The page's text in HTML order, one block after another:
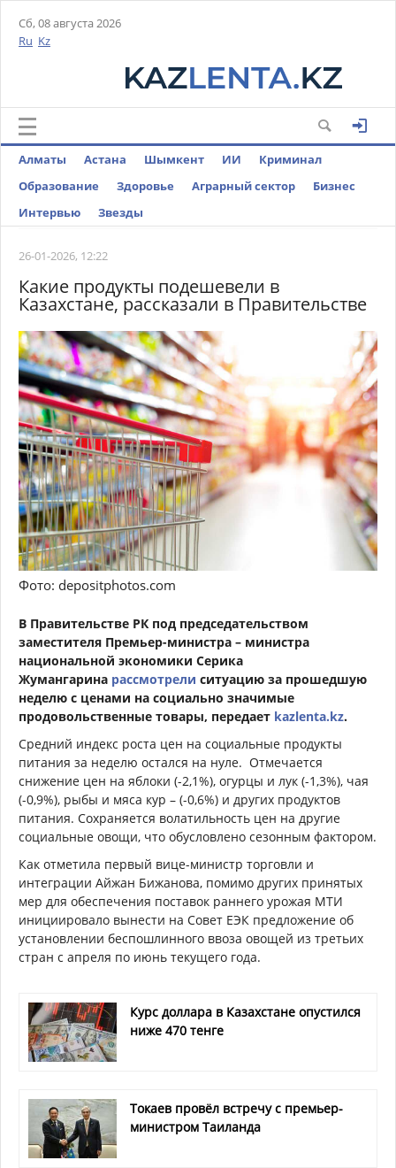
Сб, 08 августа 2026
Ru Kz
Алматы Астана Шымкент ИИ
Криминал
Образование
Здоровье Аграрный сектор
Бизнес
Интервью
Звезды
26-01-2026, 12:22
Какие продукты подешевели в
Казахстане, рассказали в Правительстве
Фото: depositphotos.com
В Правительстве РК под председательством
заместителя Премьер-министра – министра
национальной экономики Серика
Жумангарина рассмотрели ситуацию за прошедшую
неделю с ценами на социально значимые
продовольственные товары, передает kazlenta.kz.
Средний индекс роста цен на социальные продукты
питания за неделю остался на нуле. Отмечается
снижение цен на яблоки (-2,1%), огурцы и лук (-1,3%), чая
(-0,9%), рыбы и мяса кур – (-0,6%) и других продуктов
питания. Сохраняется волатильность цен на другие
социальные овощи, что обусловлено сезонным фактором.
Как отметила первый вице-министр торговли и
интеграции Айжан Бижанова, помимо других принятых
мер для обеспечения поставок раннего урожая МТИ
инициировало вынести на Совет ЕЭК предложение об
установлении беспошлинного ввоза овощей из третьих
стран с апреля по июнь текущего года.
Курс доллара в Казахстане опустился
ниже 470 тенге
Токаев провёл встречу с премьер-
министром Таиланда